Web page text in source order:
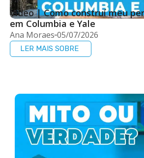
Vídeo | Como construí meu
em Columbia e Yale
Ana Moraes 05/07/2026
LER MAIS SOBRE